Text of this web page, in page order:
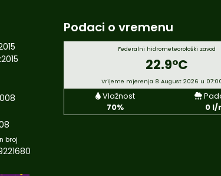
broj
Podaci o vremenu
Federalni hidrometeorološki zavod
22.9°C
Vrijeme mjerenja 8 August 2026 u
Vlažnost
70%
0 l/